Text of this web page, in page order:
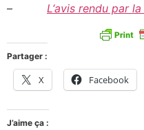
– L‘avis rendu par
Partager :
X Facebook
J’aime ça :